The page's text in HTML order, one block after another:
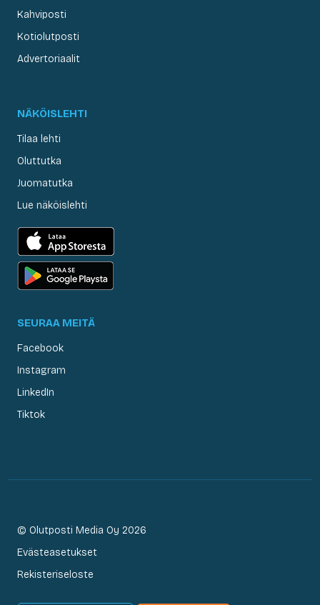
Kahviposti
Kotiolutposti
Advertoriaalit
NÄKÖISLEHTI
Tilaa lehti
Oluttutka
Juomatutka
Lue näköislehti
SEURAA MEITÄ
Facebook
Instagram
LinkedIn
Tiktok
© Olutposti Media Oy 2026
Evästeasetukset
Rekisteriseloste